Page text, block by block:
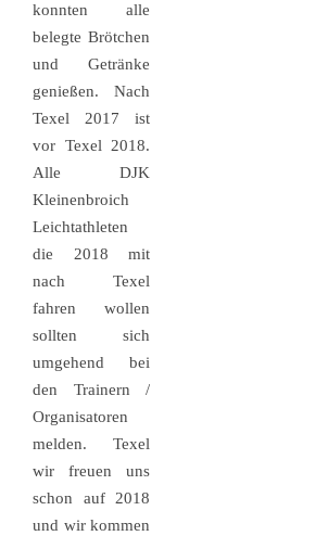
konnten alle
belegte Brötchen
und Getränke
genießen. Nach
Texel 2017 ist
vor Texel 2018.
Alle DJK
Kleinenbroich
Leichtathleten
die 2018 mit
nach Texel
fahren wollen
sollten sich
umgehend bei
den Trainern /
Organisatoren
melden. Texel
wir freuen uns
schon auf 2018
und wir kommen